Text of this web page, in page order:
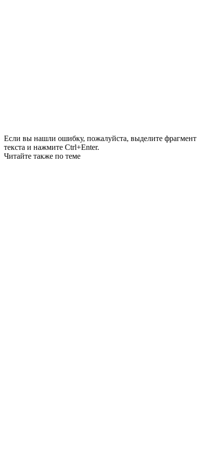
Если вы нашли ошибку, пожалуйста, выделите фрагмент
текста и нажмите Ctrl+Enter.
Читайте также по теме